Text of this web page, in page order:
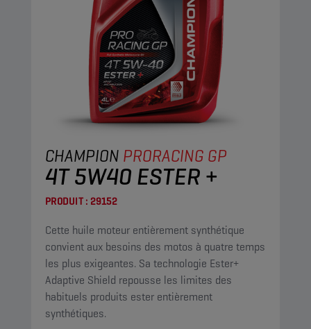
CHAMPION PRORACING GP
4T 5W40 ESTER +
PRODUIT : 29152
Cette huile moteur entièrement synthétique
convient aux besoins des motos à quatre temps
les plus exigeantes. Sa technologie Ester+
Adaptive Shield repousse les limites des
habituels produits ester entièrement
synthétiques.